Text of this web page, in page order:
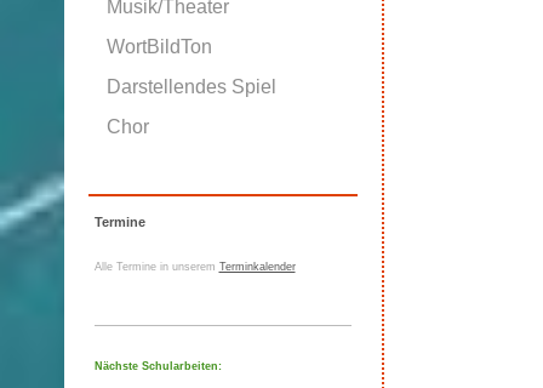
Musik/Theater
WortBildTon
Darstellendes Spiel
Chor
Termine
Alle Termine in unserem Terminkalender
Nächste Schularbeiten: